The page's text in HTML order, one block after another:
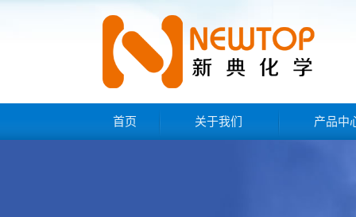
首页 关于我们 产品中